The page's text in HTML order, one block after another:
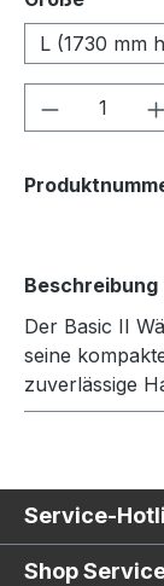
L (1730 mm
Produkt
Beschreibung
Der Basic II
seine
zuverlässige
Service-
Shop